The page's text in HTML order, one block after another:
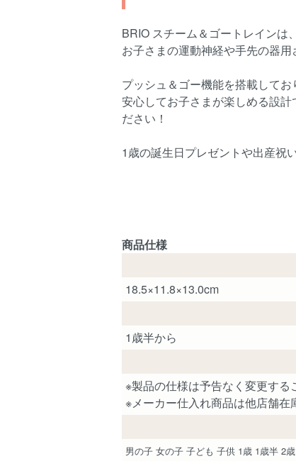
BRIO スチーム＆ゴートレインは
お子さまの運動神経や手先の器用
プッシュ＆ゴー機能を搭載してお
安心してお子さまが楽しめる設
ださい！
1歳の誕生日プレゼントや出産祝
商品仕様
18.5×11.8×13.0cm
1歳半から
※製品の仕様は予告なく変更する
※メーカー仕入れ商品は他店舗在
男の子 女の子 子ども 子供 1歳 1歳半 2